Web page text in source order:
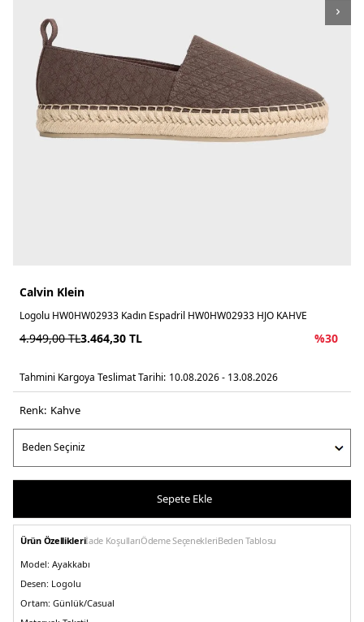
Calvin Klein
Logolu HW0HW02933 Kadın Espadril HW0HW02933 HJO KAHVE
4.949,00TL3.464,30 TL %30
Tahmini Kargoya Teslimat Tarihi: 10.08.2026 - 13.08.2026
Renk: kahve
Sepete Ekle
Ürün Özellikleriİade KoşullarıÖdeme SeçenekleriBeden Tablosu
Model: Ayakkabı
Desen: Logolu
Ortam: Günlük/Casual